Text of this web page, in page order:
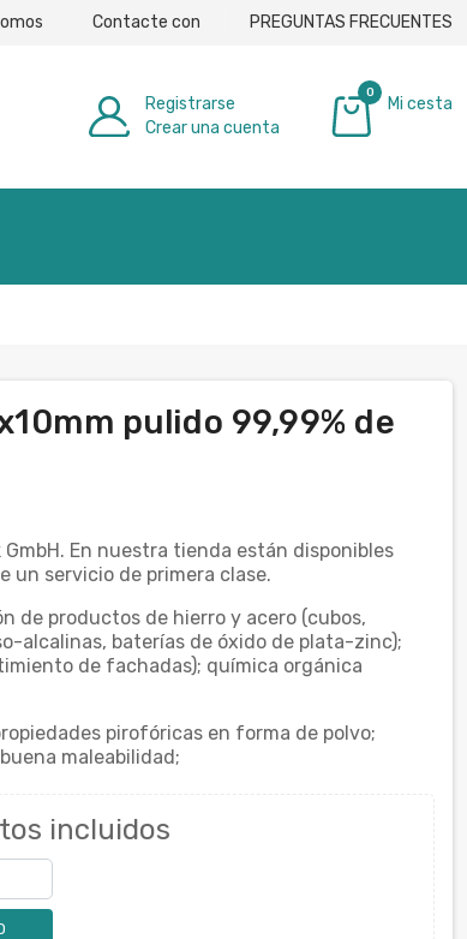
Contacte con PREGUNTAS FRECUENTES
Registrarse
Crear una cuenta
0
Mi cesta
pulido 99,99% de
En nuestra tienda están disponibles
un servicio de primera clase.
de productos de hierro y acero (cubos,
alcalinas, baterías de óxido de plata-zinc);
de fachadas); química orgánica
pirofóricas en forma de polvo;
maleabilidad;
incluidos